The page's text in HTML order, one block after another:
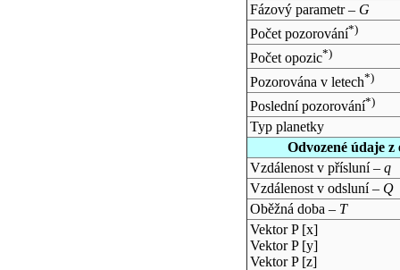
Fázový parametr – G
Počet pozorování*)
Počet opozic*)
Pozorována v letech*)
Poslední pozorování*)
Typ planetky
Odvozené údaje
Vzdálenost v přísluní – q
Vzdálenost v odsluní – Q
Oběžná doba – T
Vektor P [x]
Vektor P [y]
Vektor P [z]